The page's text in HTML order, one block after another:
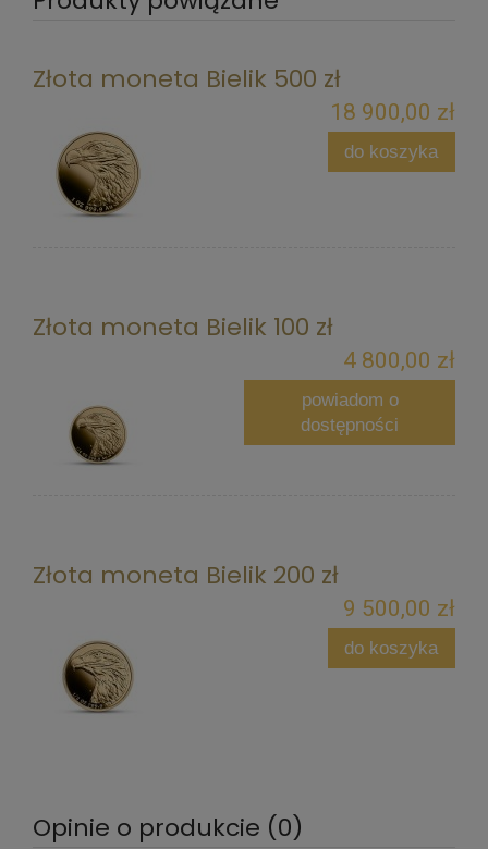
Złota moneta Bielik 500 zł
18 900,00 zł
do koszyka
Złota moneta Bielik 100 zł
4 800,00 zł
powiadom o
dostępności
Złota moneta Bielik 200 zł
9 500,00 zł
do koszyka
Opinie o produkcie (0)